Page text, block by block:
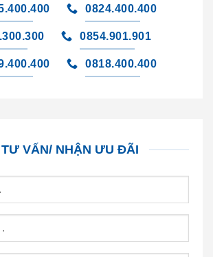
0824.400.400
0854.901.901
0818.400.400
VẤN/ NHẬN ƯU ĐÃI